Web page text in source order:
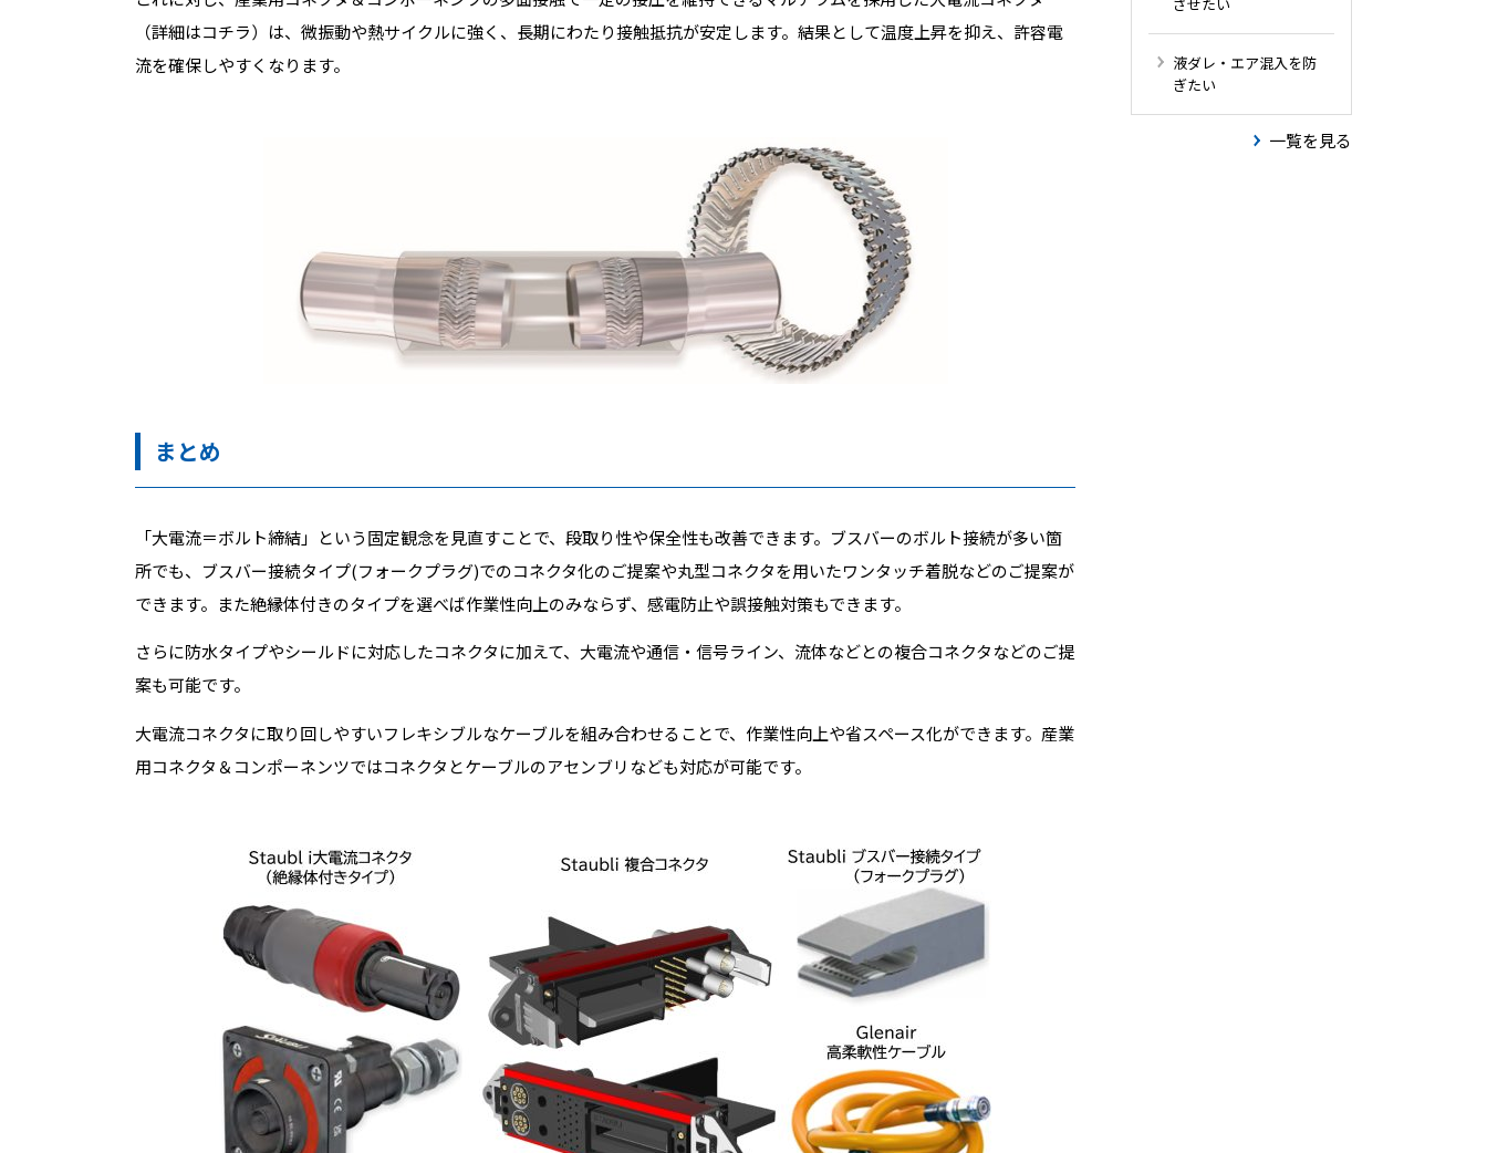
（詳細はコチラ）は、微振動や熱サイクルに強く、長期にわたり接触抵抗が安定します。結果として温度上昇を抑え、許容電
流を確保しやすくなります。
まとめ
「大電流＝ボルト締結」という固定観念を見直すことで、段取り性や保全性も改善できます。ブスバーのボルト接続が多い箇
所でも、ブスバー接続タイプ(フォークプラグ)でのコネクタ化のご提案や丸型コネクタを用いたワンタッチ着脱などのご提案が
できます。また絶縁体付きのタイプを選べば作業性向上のみならず、感電防止や誤接触対策もできます。
さらに防水タイプやシールドに対応したコネクタに加えて、大電流や通信・信号ライン、流体などとの複合コネクタなどのご提
案も可能です。
大電流コネクタに取り回しやすいフレキシブルなケーブルを組み合わせることで、作業性向上や省スペース化ができます。産業
用コネクタ＆コンポーネンツではコネクタとケーブルのアセンブリなども対応が可能です。
液ダレ・エア混入を防
ぎたい
一覧を見る